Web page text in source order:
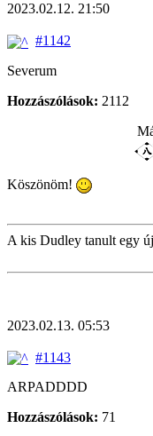
2023.02.12. 21:50
#1142
Severum
Hozzászólások: 2112
Köszönöm!
A kis Dudley tanult egy
2023.02.13. 05:53
#1143
ARPADDDD
Hozzászólások: 71